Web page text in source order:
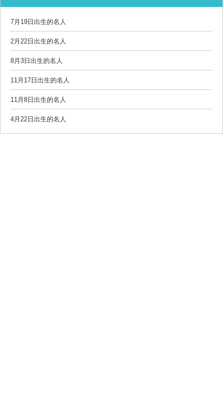
7月19日出生的名人
2月22日出生的名人
8月3日出生的名人
11月17日出生的名人
11月8日出生的名人
4月22日出生的名人